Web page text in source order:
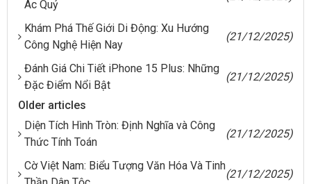
Ác Quỷ
Khám Phá Thế Giới Di Động: Xu Hướng
Công Nghệ Hiện Nay
(21/12/2025)
Đánh Giá Chi Tiết iPhone 15 Plus: Những
Đặc Điểm Nổi Bật
(21/12/2025)
Older articles
Diện Tích Hình Tròn: Định Nghĩa và Công
Thức Tính Toán
(21/12/2025)
Cờ Việt Nam: Biểu Tượng Văn Hóa Và Tinh
(21/12/2025)